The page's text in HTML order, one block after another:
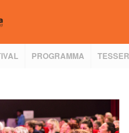
PROGRAMMA